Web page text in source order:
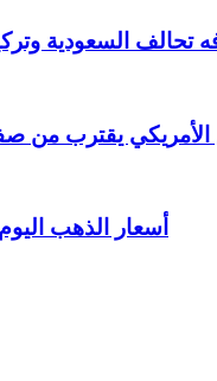
تحالف السعودية
أسعار الذهب اليوم السبت 8 8